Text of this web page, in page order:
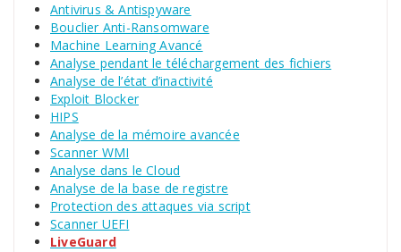
Antivirus & Antispyware
Bouclier Anti-Ransomware
Machine Learning Avancé
Analyse pendant le téléchargement des fichiers
Analyse de l’état d’inactivité
Exploit Blocker
HIPS
Analyse de la mémoire avancée
Scanner WMI
Analyse dans le Cloud
Analyse de la base de registre
Protection des attaques via script
Scanner UEFI
LiveGuard